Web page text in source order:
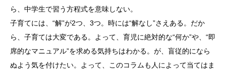
ら、中学生で習う方程式を意味しない。
子育てには、“解”が2つ、3つ。時には“解なし”さえある。だか
ら、子育ては大変である。よって、育児に絶対的な“何か”や、“即
席的なマニュアル”を求める気持ちはわかる。が、盲従的になら
ぬよう気を付けたい。よって、このコラムも人によって当てはま